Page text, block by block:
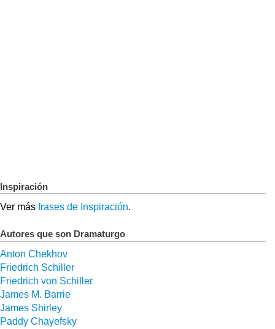
Inspiración
Ver más frases de Inspiración.
Autores que son Dramaturgo
Anton Chekhov
Friedrich Schiller
Friedrich von Schiller
James M. Barrie
James Shirley
Paddy Chayefsky